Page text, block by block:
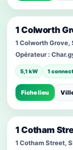
1 Colworth
1 Colworth Grove,
Opérateur :
5,1 kW 1
Fiche lieu
1 Cotham
1 Cotham Street,